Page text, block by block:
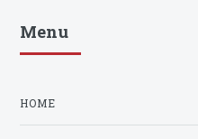
Menu
HOME